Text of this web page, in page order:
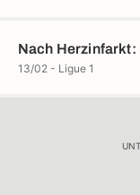
Nach Herzinfarkt:
13/02 - Ligue 1